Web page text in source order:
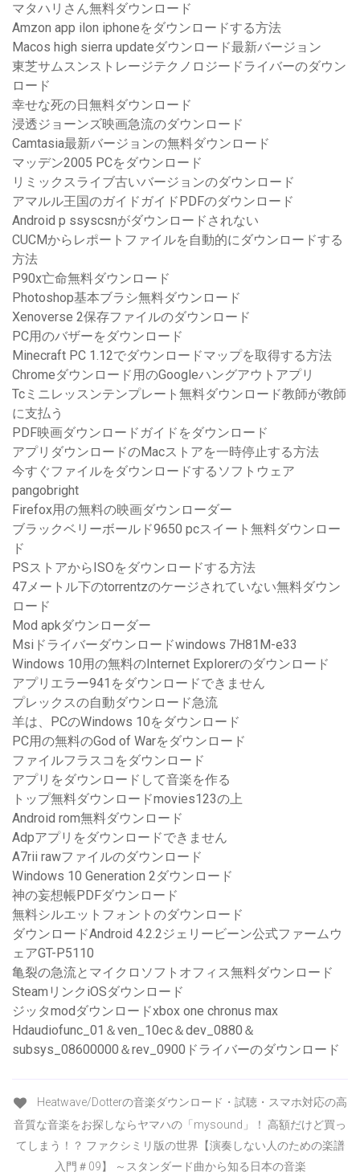
マタハリさん無料ダウンロード
Amzon app ilon iphoneをダウンロードする方法
Macos high sierra updateダウンロード最新バージョン
東芝サムスンストレージテクノロジードライバーのダウン
ロード
幸せな死の日無料ダウンロード
浸透ジョーンズ映画急流のダウンロード
Camtasia最新バージョンの無料ダウンロード
マッデン2005 PCをダウンロード
リミックスライブ古いバージョンのダウンロード
アマルル王国のガイドガイドPDFのダウンロード
Android p ssyscsnがダウンロードされない
CUCMからレポートファイルを自動的にダウンロードする
方法
P90x亡命無料ダウンロード
Photoshop基本ブラシ無料ダウンロード
Xenoverse 2保存ファイルのダウンロード
PC用のバザーをダウンロード
Minecraft PC 1.12でダウンロードマップを取得する方法
Chromeダウンロード用のGoogleハングアウトアプリ
Tcミニレッスンテンプレート無料ダウンロード教師が教師
に支払う
PDF映画ダウンロードガイドをダウンロード
アプリダウンロードのMacストアを一時停止する方法
今すぐファイルをダウンロードするソフトウェア
pangobright
Firefox用の無料の映画ダウンローダー
ブラックベリーボールド9650 pcスイート無料ダウンロー
ド
PSストアからISOをダウンロードする方法
47メートル下のtorrentzのケージされていない無料ダウン
ロード
Mod apkダウンローダー
Msiドライバーダウンロードwindows 7H81M-e33
Windows 10用の無料のInternet Explorerのダウンロード
アプリエラー941をダウンロードできません
プレックスの自動ダウンロード急流
羊は、PCのWindows 10をダウンロード
PC用の無料のGod of Warをダウンロード
ファイルフラスコをダウンロード
アプリをダウンロードして音楽を作る
トップ無料ダウンロードmovies123の上
Android rom無料ダウンロード
Adpアプリをダウンロードできません
A7rii rawファイルのダウンロード
Windows 10 Generation 2ダウンロード
神の妄想帳PDFダウンロード
無料シルエットフォントのダウンロード
ダウンロードAndroid 4.2.2ジェリービーン公式ファームウ
ェアGT-P5110
亀裂の急流とマイクロソフトオフィス無料ダウンロード
SteamリンクiOSダウンロード
ジッタmodダウンロードxbox one chronus max
Hdaudiofunc_01＆ven_10ec＆dev_0880＆
subsys_08600000＆rev_0900ドライバーのダウンロード
Heatwave/Dotterの音楽ダウンロード・試聴・スマホ対応の高
音質な音楽をお探しならヤマハの「mysound」！ 高額だけど買っ
てしまう！？ ファクシミリ版の世界【演奏しない人のための楽譜
入門＃09】 ～スタンダード曲から知る日本の音楽